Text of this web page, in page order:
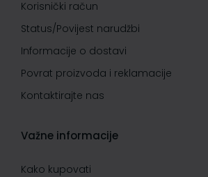
Korisnički račun
Status/Povijest narudžbi
Informacije o dostavi
Povrat proizvoda i reklamacije
Kontaktirajte nas
Važne informacije
Kako kupovati